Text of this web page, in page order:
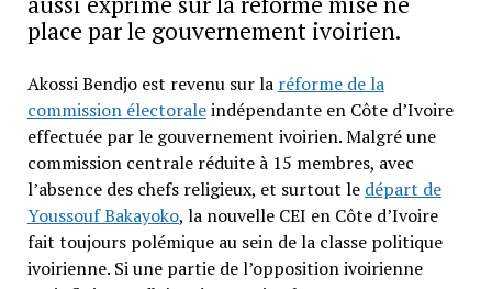
place par le gouvernement ivoirien.
Akossi Bendjo est revenu sur la réforme de la
commission électoraleindépendante en Côte d’Ivoire
effectuée par le gouvernement ivoirien. Malgré une
commission centrale réduite à 15 membres, avec
l’absence des chefs religieux, et surtout le départ de
Youssouf Bakayoko, la nouvelle CEI en Côte d’Ivoire
fait toujours polémique au sein de la classe politique
ivoirienne. Si une partie de l’opposition ivoirienne